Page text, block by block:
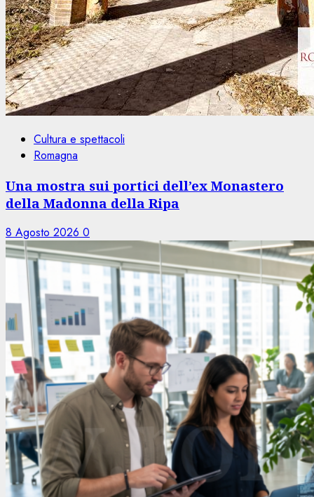
Cultura e spettacoli
Romagna
Una mostra sui portici dell’ex Monastero
della Madonna della Ripa
8 Agosto 2026 0